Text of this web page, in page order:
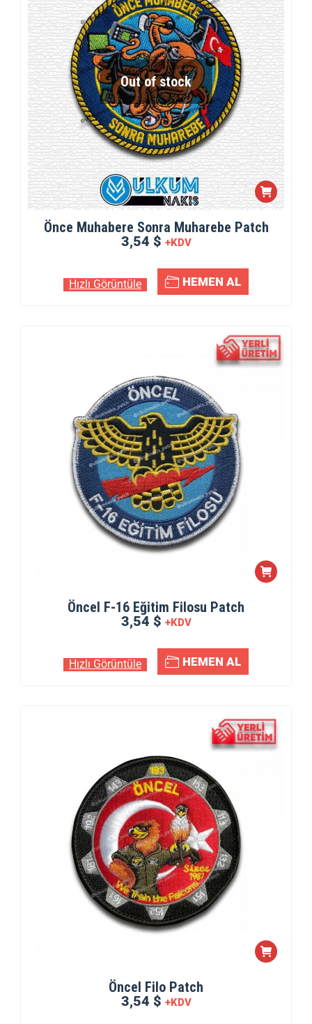
Out of stock
Önce Muhabere Sonra Muharebe Patch
3,54 $ +KDV
Hızlı Görüntüle HEMEN AL
Öncel F-16 Eğitim Filosu Patch
3,54 $ +KDV
Hızlı Görüntüle HEMEN AL
Öncel Filo Patch
3,54 $ +KDV